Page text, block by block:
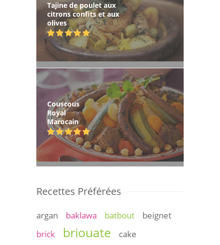
Tajine de poulet aux
citrons confits et aux
olives
Couscous
Royal
Marocain
Recettes Préférées
argan baklawa batbout
beignet
brick
briouate
cake